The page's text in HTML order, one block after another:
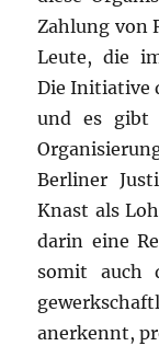
Zahlung von
Leute, die
Die Initiative
und es gibt
Berliner
Knast als
darin eine
somit auch
anerkennt,